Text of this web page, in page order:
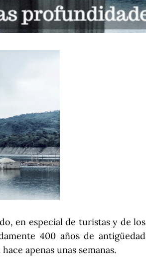
en especial de turistas y de los
400 años de antigüedad
apenas unas semanas.